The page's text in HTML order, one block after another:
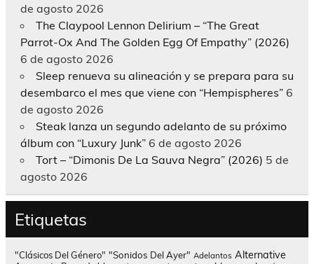
de agosto 2026
The Claypool Lennon Delirium – “The Great
Parrot-Ox And The Golden Egg Of Empathy” (2026)
6 de agosto 2026
Sleep renueva su alineación y se prepara para su
desembarco el mes que viene con “Hempispheres” 6
de agosto 2026
Steak lanza un segundo adelanto de su próximo
álbum con “Luxury Junk” 6 de agosto 2026
Tort – “Dimonis De La Sauva Negra” (2026) 5 de
agosto 2026
Etiquetas
"Clásicos Del Género" "Sonidos Del Ayer" Adelantos Alternative